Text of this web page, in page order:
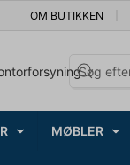
OM BUTIKKEN
MØBLER